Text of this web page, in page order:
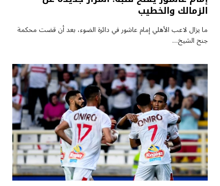
الزمالك والخطيب
ما يزال لاعب الأهلي إمام عاشور في دائرة الضوء، بعد أن قضت محكمة
جنح الشيخ…